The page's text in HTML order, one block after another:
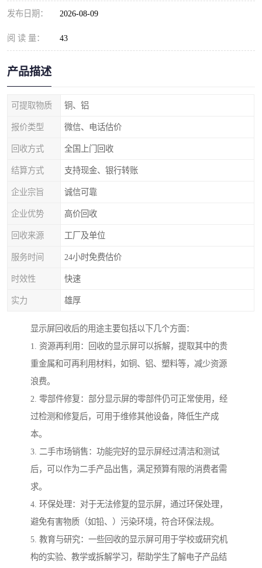
发布日期： 2026-08-09
阅 读 量： 43
产品描述
可提取物质 铜、铝
报价类型 微信、电话估价
回收方式 全国上门回收
结算方式 支持现金、银行转账
企业宗旨 诚信可靠
企业优势 高价回收
回收来源 工厂及单位
服务时间 24小时免费估价
时效性 快速
实力 雄厚
显示屏回收后的用途主要包括以下几个方面：
1. 资源再利用：回收的显示屏可以拆解，提取其中的贵
重金属和可再利用材料，如铜、铝、塑料等，减少资源
浪费。
2. 零部件修复：部分显示屏的零部件仍可正常使用，经
过检测和修复后，可用于维修其他设备，降低生产成
本。
3. 二手市场销售：功能完好的显示屏经过清洁和测试
后，可以作为二手产品出售，满足预算有限的消费者需
求。
4. 环保处理：对于无法修复的显示屏，通过环保处理，
避免有害物质（如铅、）污染环境，符合环保法规。
5. 教育与研究：一些回收的显示屏可用于学校或研究机
构的实验、教学或拆解学习，帮助学生了解电子产品结